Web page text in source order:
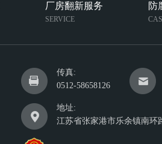
厂房翻新服务
SERVICE
防
传真:
0512-58658126
地址:
江苏省张家港市乐余镇南环